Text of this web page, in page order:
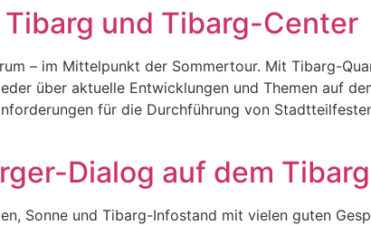
und Tibarg-Center
– im Mittelpunkt der Sommertour. Mit Tibarg-
über aktuelle Entwicklungen und Themen auf
für die Durchführung von
Dialog auf dem Tibarg
Sonne und Tibarg-Infostand mit vielen guten